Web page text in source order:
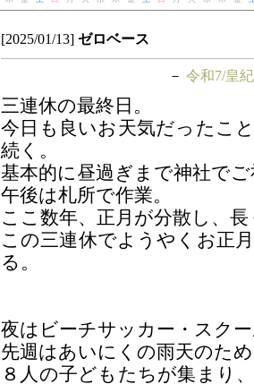
[2025/01/13] ゼロベース
－ 令和7/皇
三連休の最終日。
今日も良いお天気だったこ
続く。
基本的に昼過ぎまで神社で
午後は札所で作業。
ここ数年、正月が分散し、
この三連休でようやくお正
る。
夜はビーチサッカー・スク
先週はあいにくの雨天のた
８人の子どもたちが集まり